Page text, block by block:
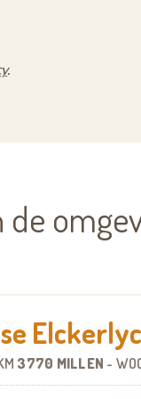
.
Elckerlyc
3770 MILLEN -